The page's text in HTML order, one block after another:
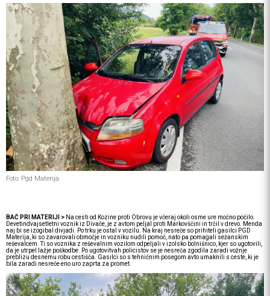
Foto: Pgd Materija
BAČ PRI MATERIJI > Na cesti od Kozine proti Obrovu je včeraj okoli osme ure močno počilo.
Devetindvajsetletni voznik iz Divače, je z avtom peljal proti Markovščini in trčil v drevo. Menda
naj bi se izogibal divjadi. Po trku je ostal v vozilu. Na kraj nesreče so prihiteli gasilci PGD
Materija, ki so zavarovali območje in vozniku nudili pomoč, nato pa pomagali sežanskim
reševalcem. Ti so voznika z reševalnim vozilom odpeljali v izolsko bolnišnico, kjer so ugotovili,
da je utrpel lažje poškodbe. Po ugotovitvah policistov se je nesreča zgodila zaradi vožnje
preblizu desnemu robu cestišča. Gasilci so s tehničnim posegom avto umaknili s ceste, ki je
bila zaradi nesreče eno uro zaprta za promet.